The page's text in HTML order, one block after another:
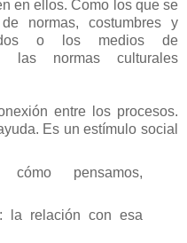
en ellos. Como los que se
normas, costumbres y
o los medios de
las normas culturales
entre los procesos.
Es un estímulo social
cómo pensamos,
la relación con esa